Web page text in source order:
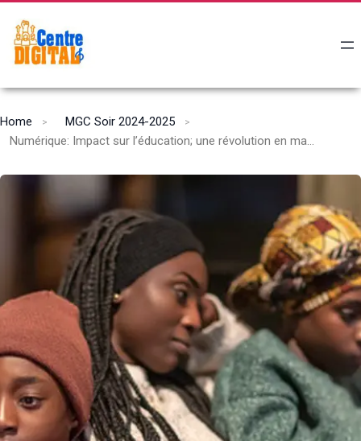
Home
MGC Soir 2024-2025
Numérique: Impact sur l’éducation; une révolution en marche.